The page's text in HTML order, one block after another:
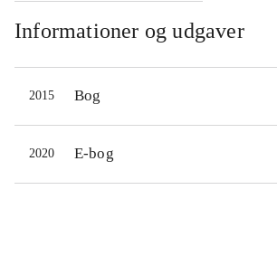
Informationer og udgaver
2015 Bog
2020 E-bog